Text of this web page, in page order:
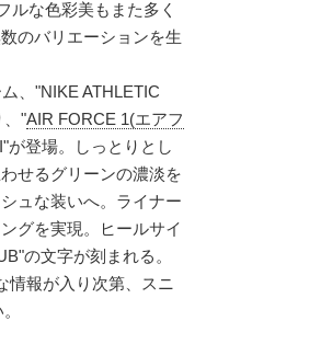
ルな色彩美もまた多く
のバリエーションを生
、"NIKE ATHLETIC
、"AIR FORCE 1(エアフ
が登場。しっとりとし
せるグリーンの濃淡を
ュな装いへ。ライナー
グを実現。ヒールサイ
の文字が刻まれる。
情報が入り次第、スニ